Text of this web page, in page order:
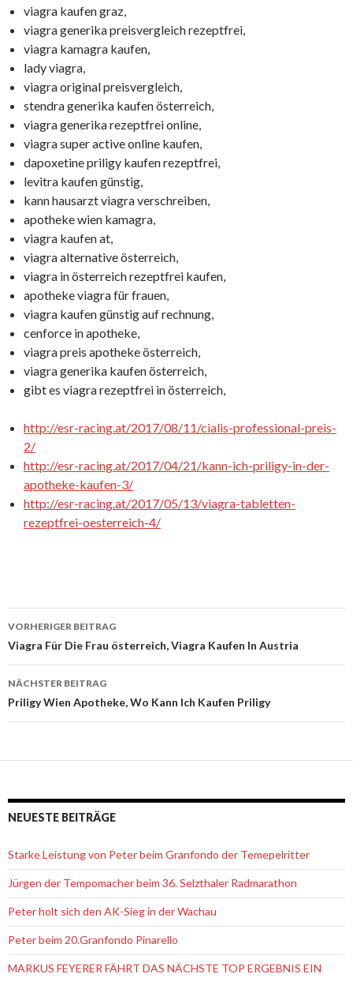
viagra kaufen graz,
viagra generika preisvergleich rezeptfrei,
viagra kamagra kaufen,
lady viagra,
viagra original preisvergleich,
stendra generika kaufen österreich,
viagra generika rezeptfrei online,
viagra super active online kaufen,
dapoxetine priligy kaufen rezeptfrei,
levitra kaufen günstig,
kann hausarzt viagra verschreiben,
apotheke wien kamagra,
viagra kaufen at,
viagra alternative österreich,
viagra in österreich rezeptfrei kaufen,
apotheke viagra für frauen,
viagra kaufen günstig auf rechnung,
cenforce in apotheke,
viagra preis apotheke österreich,
viagra generika kaufen österreich,
gibt es viagra rezeptfrei in österreich,
http://esr-racing.at/2017/08/11/cialis-professional-preis-
2/
http://esr-racing.at/2017/04/21/kann-ich-priligy-in-der-
apotheke-kaufen-3/
http://esr-racing.at/2017/05/13/viagra-tabletten-
rezeptfrei-oesterreich-4/
Beitrags-
Navigation
VORHERIGER BEITRAG
Viagra Für Die Frau österreich, Viagra Kaufen In Austria
NÄCHSTER BEITRAG
Priligy Wien Apotheke, Wo Kann Ich Kaufen Priligy
NEUESTE BEITRÄGE
Starke Leistung von Peter beim Granfondo der Temepelritter
Jürgen der Tempomacher beim 36. Selzthaler Radmarathon
Peter holt sich den AK-Sieg in der Wachau
Peter beim 20.Granfondo Pinarello
MARKUS FEYERER FÄHRT DAS NÄCHSTE TOP ERGEBNIS EIN